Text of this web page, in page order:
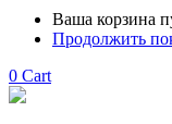
Ваша корзина
Продолжить
0 Cart